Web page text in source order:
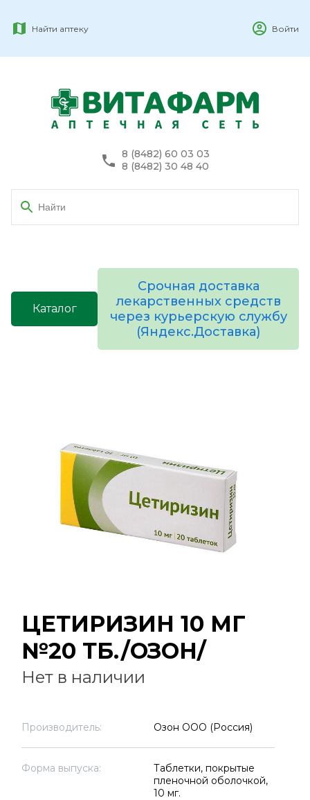
Найти аптеку Войти
8 (8482) 60 03 03
8 (8482) 30 48 40
Каталог
Срочная доставка
лекарственных средств
через курьерскую службу
(Яндекс.Доставка)
ЦЕТИРИЗИН 10 МГ
№20 ТБ./ОЗОН/
Нет в наличии
Производитель: Озон ООО (Россия)
Форма выпуска:
Таблетки, покрытые
пленочной оболочкой,
10 мг.